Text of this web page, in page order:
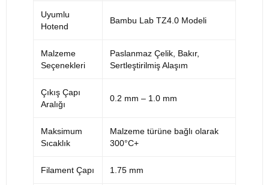
Uyumlu
Hotend
Bambu Lab TZ4.0 Modeli
Malzeme
Seçenekleri
Paslanmaz Çelik, Bakır,
Sertleştirilmiş Alaşım
Çıkış Çapı
Aralığı
0.2 mm – 1.0 mm
Maksimum
Sıcaklık
Malzeme türüne bağlı olarak
300°C+
Filament Çapı 1.75 mm